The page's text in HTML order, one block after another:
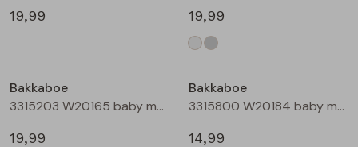
19,99
19,99
Bakkaboe
3315203 W20165 baby meisjes lange broek Grijs midden
19,99
Bakkaboe
3315800 W20184 baby meisjes rok kort Zwart
14,99